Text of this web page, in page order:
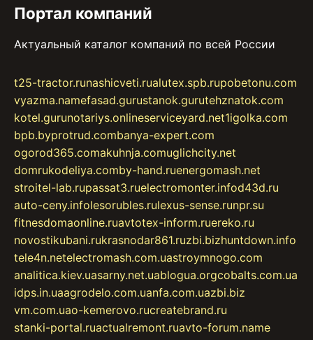
Портал компаний
Актуальный каталог компаний по всей России
t25-tractor.runashicveti.rualutex.spb.rupobetonu.com
vyazma.namefasad.gurustanok.gurutehznatok.com
kotel.gurunotariys.onlineserviceyard.net1igolka.com
bpb.byprotrud.combanya-expert.com
ogorod365.comakuhnja.comuglichcity.net
domrukodeliya.comby-hand.ruenergomash.net
stroitel-lab.rupassat3.ruelectromonter.infod43d.ru
auto-ceny.infolesorubles.rulexus-sense.runpr.su
fitnesdomaonline.ruavtotex-inform.ruereko.ru
novostikubani.rukrasnodar861.ruzbi.bizhuntdown.info
tele4n.netelectromash.com.uastroymnogo.com
analitica.kiev.uasarny.net.uablogua.orgcobalts.com.ua
idps.in.uaagrodelo.com.uanfa.com.uazbi.biz
vm.com.uao-kemerovo.rucreatebrand.ru
stanki-portal.ruactualremont.ruavto-forum.name